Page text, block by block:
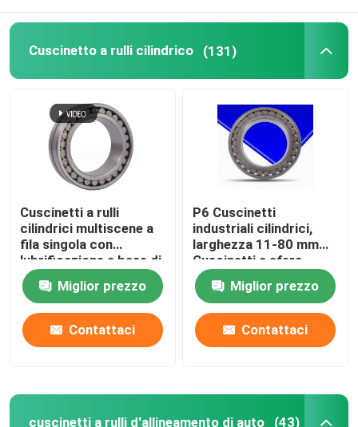
Cuscinetto ad anello girevole
Le parti della pressofusione
Cuscinetto a rulli cilindrico (131)
Cuscinetti a rulli
cilindrici multiscene a
fila singola con
lubrificazione a base di
grasso
Miglior prezzo
Contattaci
P6 Cuscinetti
industriali cilindrici,
larghezza 11-80 mm
Cuscinetti a sfera
Miglior prezzo
Contattaci
cuscinetti a rulli d'allineamento di auto (43)